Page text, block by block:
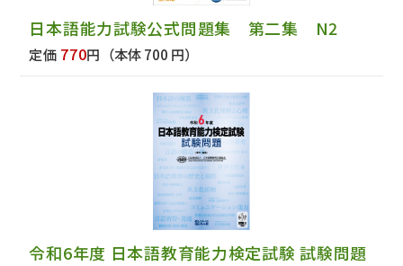
日本語能力試験公式問題集 第二集 N2
定価 770円 （本体 700 円）
令和6年度 日本語教育能力検定試験 試験問題